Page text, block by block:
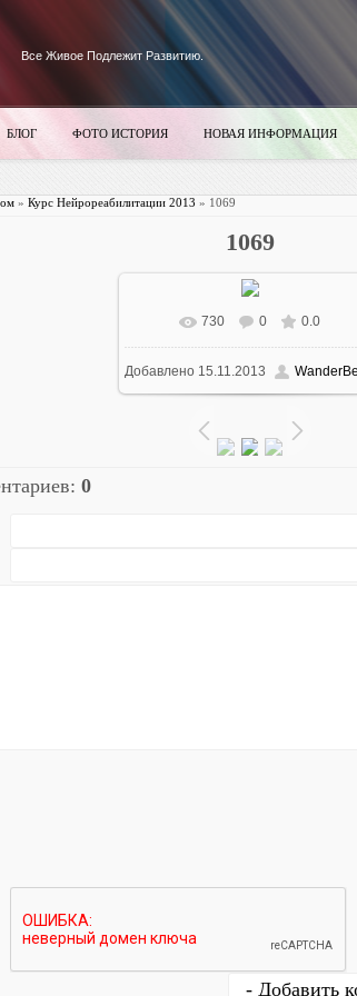
Все Живое Подлежит Развитию.
БЛОГ ФОТО ИСТОРИЯ НОВАЯ ИНФОРМАЦИЯ
» Курс Нейрореабилитации 2013 » 1069
1069
В реальном размере 700x525
80.9Kb
730 0 0.0
Добавлено 15.11.2013
: 0